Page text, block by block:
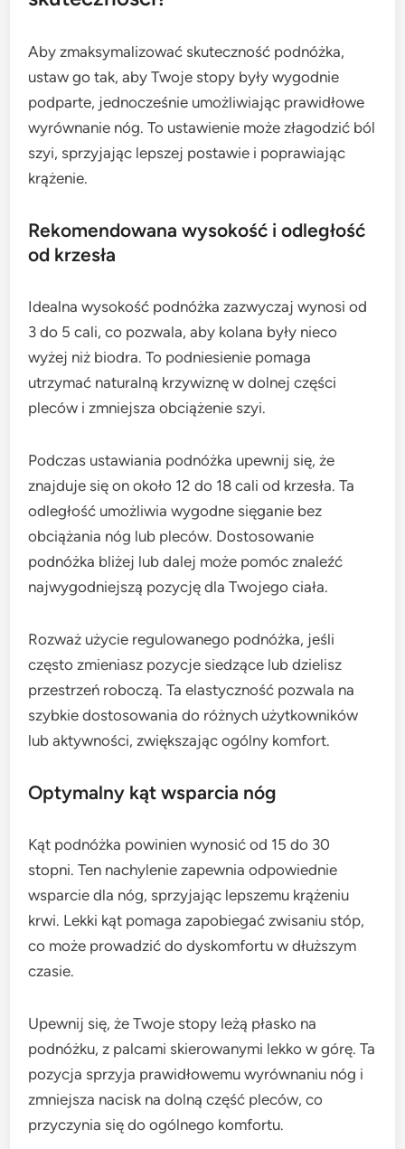
Aby zmaksymalizować skuteczność podnóżka,
ustaw go tak, aby Twoje stopy były wygodnie
podparte, jednocześnie umożliwiając prawidłowe
wyrównanie nóg. To ustawienie może złagodzić ból
szyi, sprzyjając lepszej postawie i poprawiając
krążenie.
Rekomendowana wysokość i odległość
od krzesła
Idealna wysokość podnóżka zazwyczaj wynosi od
3 do 5 cali, co pozwala, aby kolana były nieco
wyżej niż biodra. To podniesienie pomaga
utrzymać naturalną krzywiznę w dolnej części
pleców i zmniejsza obciążenie szyi.
Podczas ustawiania podnóżka upewnij się, że
znajduje się on około 12 do 18 cali od krzesła. Ta
odległość umożliwia wygodne sięganie bez
obciążania nóg lub pleców. Dostosowanie
podnóżka bliżej lub dalej może pomóc znaleźć
najwygodniejszą pozycję dla Twojego ciała.
Rozważ użycie regulowanego podnóżka, jeśli
często zmieniasz pozycje siedzące lub dzielisz
przestrzeń roboczą. Ta elastyczność pozwala na
szybkie dostosowania do różnych użytkowników
lub aktywności, zwiększając ogólny komfort.
Optymalny kąt wsparcia nóg
Kąt podnóżka powinien wynosić od 15 do 30
stopni. Ten nachylenie zapewnia odpowiednie
wsparcie dla nóg, sprzyjając lepszemu krążeniu
krwi. Lekki kąt pomaga zapobiegać zwisaniu stóp,
co może prowadzić do dyskomfortu w dłuższym
czasie.
Upewnij się, że Twoje stopy leżą płasko na
podnóżku, z palcami skierowanymi lekko w górę. Ta
pozycja sprzyja prawidłowemu wyrównaniu nóg i
zmniejsza nacisk na dolną część pleców, co
przyczynia się do ogólnego komfortu.